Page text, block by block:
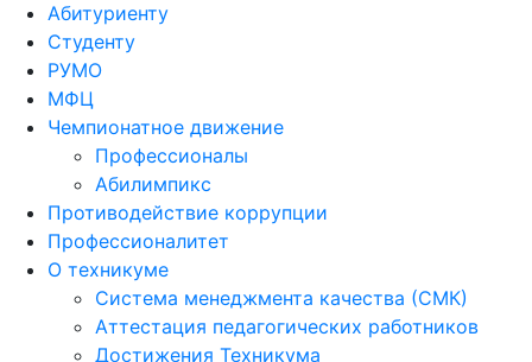
Абитуриенту
Студенту
РУМО
МФЦ
Чемпионатное движение
Профессионалы
Абилимпикс
Противодействие коррупции
Профессионалитет
О техникуме
Система менеджмента качества (СМК)
Аттестация педагогических работников
Достижения Техникума